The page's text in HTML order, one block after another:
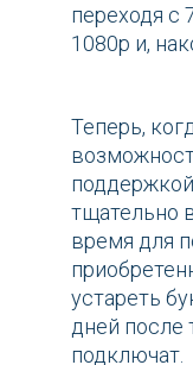
переходя с
1080p и,
Теперь,
тщательно
время для
устареть
дней после
подключат.